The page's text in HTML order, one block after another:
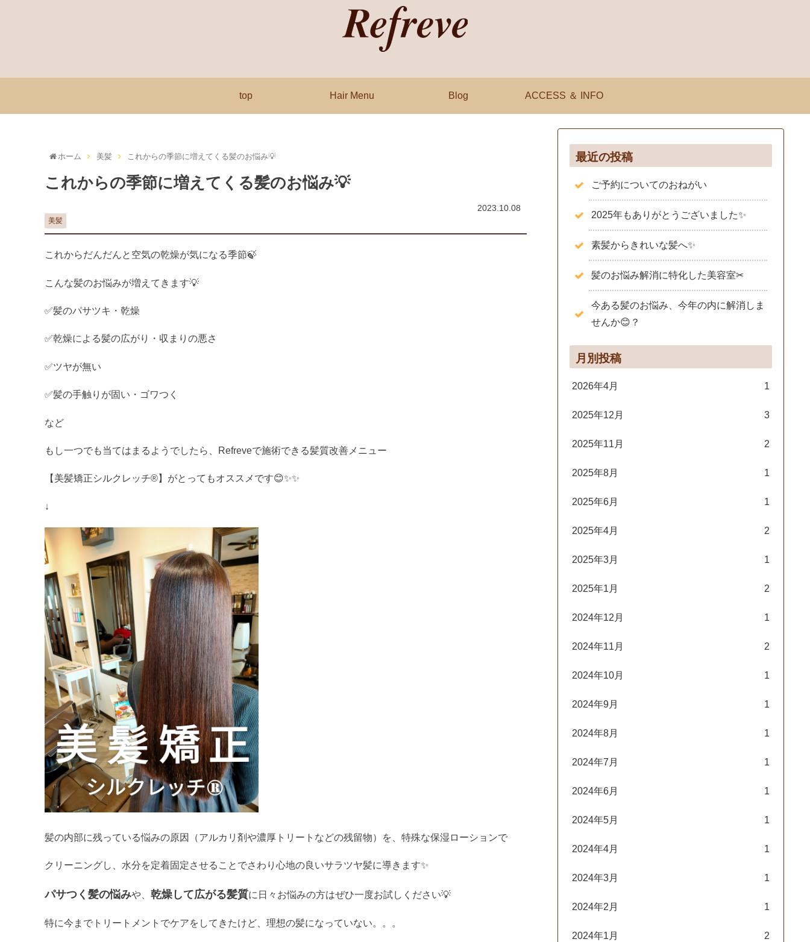
top Hair Menu Blog ACCESS ＆ INFO
ホーム 美髪 これからの季節に増えてくる髪のお悩み💡
これからの季節に増えてくる髪のお悩み💡
2023.10.08
美髪
これからだんだんと空気の乾燥が気になる季節🍃
こんな髪のお悩みが増えてきます💡
✅髪のパサツキ・乾燥
✅乾燥による髪の広がり・収まりの悪さ
✅ツヤが無い
✅髪の手触りが固い・ゴワつく
など
もし一つでも当てはまるようでしたら、Refreveで施術できる髪質改善メニュー
【美髪矯正シルクレッチ®】がとってもオススメです😊✨✨
↓
髪の内部に残っている悩みの原因（アルカリ剤や濃厚トリートなどの残留物）を、特殊な保湿ローションで
クリーニングし、水分を定着固定させることでさわり心地の良いサラツヤ髪に導きます✨
パサつく髪の悩みや、 乾燥して広がる髪質に日々お悩みの方はぜひ一度お試しください💡
特に今までトリートメントでケアをしてきたけど、理想の髪になっていない。。。
最近の投稿
ご予約についてのおねがい
2025年もありがとうございました✨️
素髪からきれいな髪へ✨
髪のお悩み解消に特化した美容室✂
今ある髪のお悩み、今年の内に解消しま
せんか😊？
月別投稿
2026年4月 1
2025年12月 3
2025年11月 2
2025年8月 1
2025年6月 1
2025年4月 2
2025年3月 1
2025年1月 2
2024年12月 1
2024年11月 2
2024年10月 1
2024年9月 1
2024年8月 1
2024年7月 1
2024年6月 1
2024年5月 1
2024年4月 1
2024年3月 1
2024年2月 1
2024年1月 2